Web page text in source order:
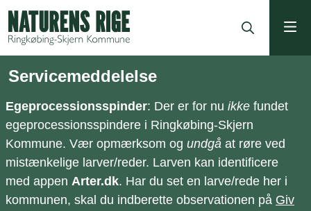
Servicemeddelelse
Egeprocessionsspinder: Der er for nu ikke fundet
egeprocessionsspindere i Ringkøbing-Skjern
Kommune. Vær opmærksom og undgå at røre ved
mistænkelige larver/reder. Larven kan identificere
med appen Arter.dk. Har du set en larve/rede her i
kommunen, skal du indberette observationen på Giv